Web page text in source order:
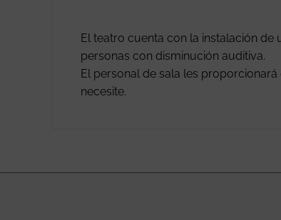
El teatro cuenta con la instalación
personas con disminución auditiva.
El personal de sala les
necesite.